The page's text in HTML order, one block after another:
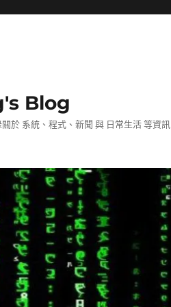
Blog
於 系統、程式、新聞 與 日常生活 等資訊